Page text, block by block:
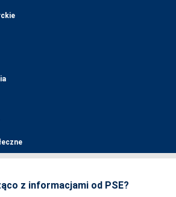
z informacjami od PSE?